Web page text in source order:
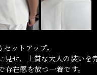
ットアップ。
せ、上質な大人の装いを
在感を放つ一着です。